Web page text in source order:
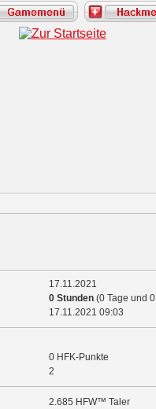
17.11.2021
0 Stunden (0 Tage und
17.11.2021 09:03
0 HFK-Punkte
2
2.685 HFW™ Taler